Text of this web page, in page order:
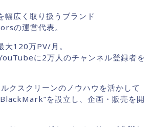
幅広く取り扱うブランド
の運営代表。
大120万PV/月。
に2万人のチャンネル登録者を
クスクリーンのノウハウを活かして
を設立し、企画・販売を開